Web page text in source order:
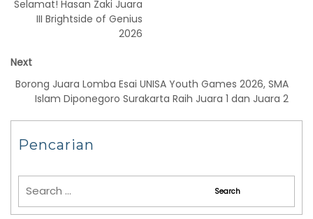
Selamat! Hasan Zaki Juara
III Brightside of Genius
2026
Next
Borong Juara Lomba Esai UNISA Youth Games 2026, SMA
Islam Diponegoro Surakarta Raih Juara 1 dan Juara 2
Pencarian